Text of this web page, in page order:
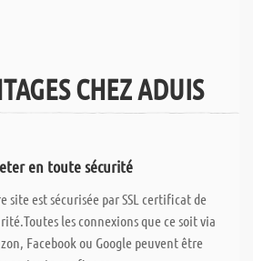
CHEZ ADUIS
en toute sécurité
site est sécurisée par SSL certificat de
les connexions que ce soit via
Facebook ou Google peuvent être